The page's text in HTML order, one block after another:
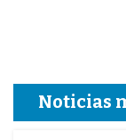
Noticias